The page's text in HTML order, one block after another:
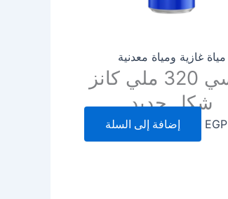
مياة غازية ومياة معدنية
بيبسي 320 ملي كانز
شكل جديد
EGP إضافة إلى السلة